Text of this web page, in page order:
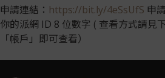
申請連結： https://bit.ly/4eSsUfS 申
你的派網 ID 8 位數字 ( 查看方式請見
「帳戶」即可查看）